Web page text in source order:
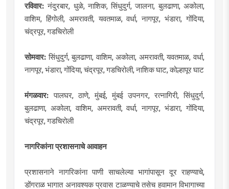
रविवार:नंदुरबार, धुळे, नाशिक, सिंधुदुर्ग, जालना, बुलढाणा, अकोला,
वाशिम, हिंगोली, अमरावती, यवतमाळ, वर्धा, नागपूर, भंडारा, गोंदिया,
चंद्रपूर, गडचिरोली
सोमवार: सिंधुदुर्ग, बुलढाणा, वाशिम, अकोला, अमरावती, यवतमाळ, वर्धा,
नागपूर, भंडारा, गोंदिया, चंद्रपूर, गडचिरोली, नाशिक घाट, कोल्हापूर घाट
मंगळवार:पालघर, ठाणे, मुंबई, मुंबई उपनगर, रत्नागिरी, सिंधुदुर्ग,
बुलढाणा, अकोला, वाशिम, अमरावती, वर्धा, नागपूर, भंडारा, गोंदिया,
चंद्रपूर, गडचिरोली
नागरिकांना प्रशासनाचे आवाहन
प्रशासनाने नागरिकांना पाणी साचलेल्या भागांपासून दूर राहण्याचे,
डोंगराळ भागात अनावश्यक प्रवास टाळण्याचे तसेच हवामान विभागाच्या